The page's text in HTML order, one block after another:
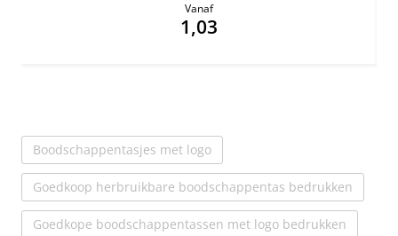
Vanaf
1,03
Boodschappentasjes met logo
Goedkoop herbruikbare boodschappentas bedrukken
Goedkope boodschappentassen met logo bedrukken